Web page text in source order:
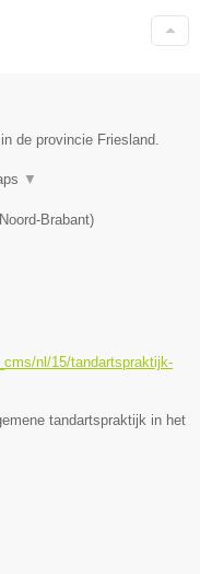
de provincie Friesland.
▼
Noord-Brabant)
nl/15/tandartspraktijk-
tandartspraktijk in het